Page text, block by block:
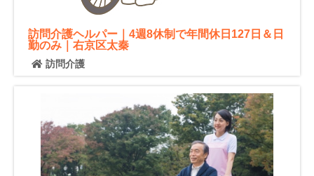
訪問介護ヘルパー｜4週8休制で年間休日127日＆日
勤のみ｜右京区太秦
訪問介護